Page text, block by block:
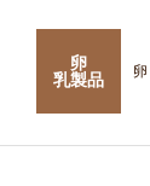
卵
乳製品
卵